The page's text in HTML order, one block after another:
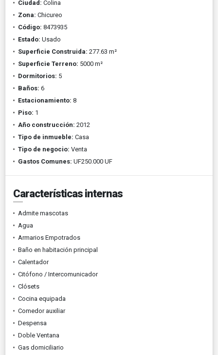
Ciudad: Colina
Zona: Chicureo
Código: 8473935
Estado: Usado
Superficie Construida: 277.63 m²
Superficie Terreno: 5000 m²
Dormitorios: 5
Baños: 6
Estacionamiento: 8
Piso: 1
Año construcción: 2012
Tipo de inmueble: Casa
Tipo de negocio: Venta
Gastos Comunes: UF250.000 UF
Características internas
Admite mascotas
Agua
Armarios Empotrados
Baño en habitación principal
Calentador
Citófono / Intercomunicador
Clósets
Cocina equipada
Comedor auxiliar
Despensa
Doble Ventana
Gas domiciliario